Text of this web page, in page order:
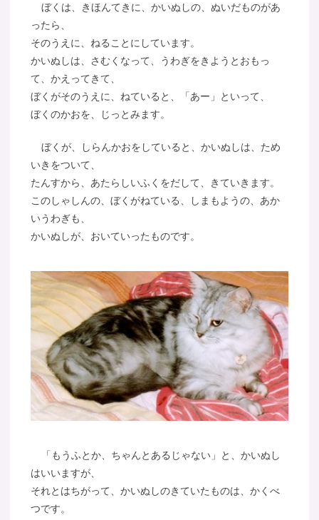
ぼくは、きほんてきに、かいぬしの、ぬいだものがあ
ったら、
そのうえに、ねることにしています。
かいぬしは、さむくなって、うわぎをきようとおもっ
て、かえってきて、
ぼくがそのうえに、ねていると、「あー」といって、
ぼくのかおを、じっとみます。
ぼくが、しらんかおをしていると、かいぬしは、ため
いきをついて、
たんすから、あたらしいふくをだして、きていきます。
このしゃしんの、ぼくがねている、しまもようの、あか
いうわぎも、
かいぬしが、おいていったものです。
「もうふとか、ちゃんとあるじゃない」と、かいぬし
はいいますが、
それとはちがって、かいぬしのきていたものは、かくべ
つです。